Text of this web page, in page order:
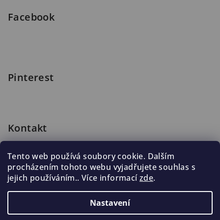
Tento web používá soubory cookie. Dalším
procházením tohoto webu vyjadřujete souhlas s
jejich používáním.. Více informacízde.
Nastavení
Facebook
Pinterest
Kontakt
222 316 990
776 019 998, 602 537 625